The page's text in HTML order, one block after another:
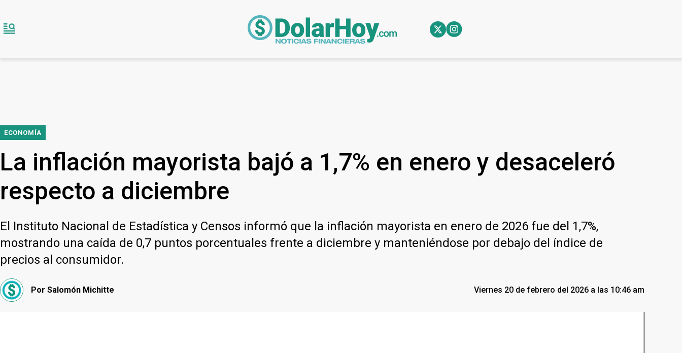
ECONOMÍA
La inflación mayorista bajó a 1,7% en enero y desaceleró
respecto a diciembre
El Instituto Nacional de Estadística y Censos informó que la inflación mayorista en enero de 2026 fue del 1,7%,
mostrando una caída de 0,7 puntos porcentuales frente a diciembre y manteniéndose por debajo del índice de
precios al consumidor.
Por Salomón Michitte Viernes 20 de febrero del 2026 a las 10:46 am